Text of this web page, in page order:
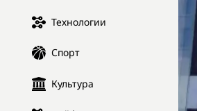
Технологии
Спорт
Культура